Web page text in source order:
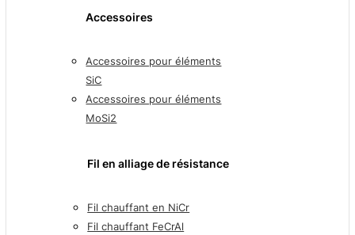
Accessoires
Accessoires pour éléments
SiC
Accessoires pour éléments
MoSi2
Fil en alliage de résistance
Fil chauffant en NiCr
Fil chauffant FeCrAl